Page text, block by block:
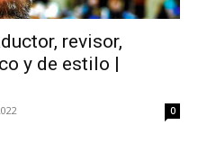
revisor,
y de estilo |
0